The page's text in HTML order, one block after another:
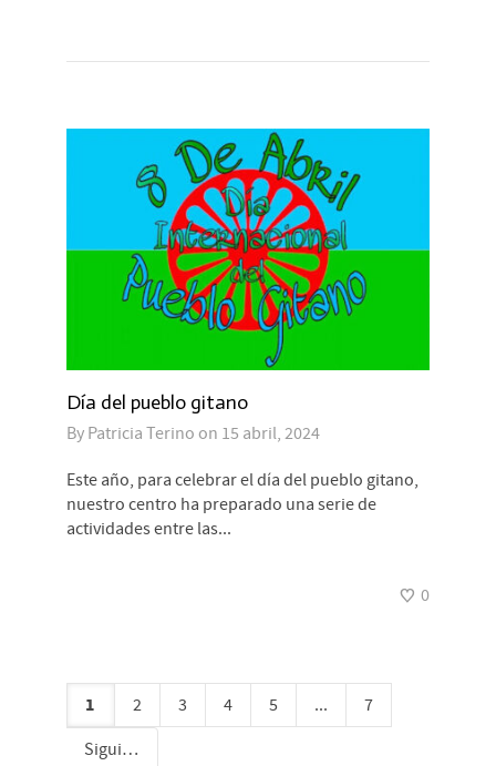
Día del pueblo gitano
By Patricia Terino on 15 abril, 2024
Este año, para celebrar el día del pueblo gitano,
nuestro centro ha preparado una serie de
actividades entre las...
0
1 2 3 4 5 ...
7
Siguiente